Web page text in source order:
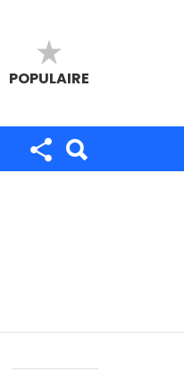
POPULAIRE